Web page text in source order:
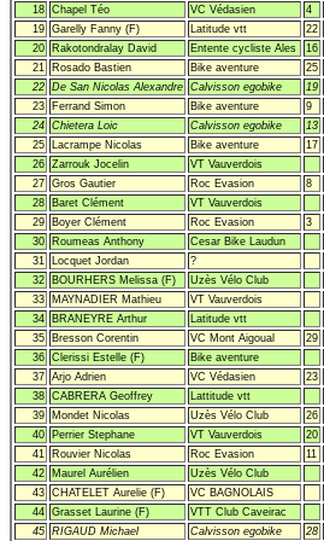
18 Chapel Téo VC Védasien 4
19 Garelly Fanny (F) Latitude vtt 22
20
Rakotondralay David Entente cycliste Ales 16
21
Rosado Bastien Bike aventure 25
22 De San Nicolas Alexandre Calvisson egobike 19
23
Ferrand Simon Bike aventure 9
24 Chietera Loic Calvisson egobike 13
25
Lacrampe Nicolas Bike aventure 17
26 Zarrouk Jocelin VT Vauverdois
27 Gros Gautier Roc Evasion 8
28
Baret Clément VT Vauverdois
29
Boyer Clément Roc Evasion 3
30
Roumeas Anthony
Cesar Bike Laudun
31
Locquet Jordan
?
32
BOURHERS Melissa (F) Uzès Vélo Club
33
MAYNADIER Mathieu VT Vauverdois
34
BRANEYRE Arthur Latitude vtt
35
Bresson Corentin VC Mont Aigoual 29
36 Clerissi Estelle (F)
Bike aventure
37 Arjo Adrien VC Védasien 23
38 CABRERA Geoffrey Lattitude vtt
39
Mondet Nicolas Uzès Vélo Club 26
40
Perrier Stephane VT Vauverdois 20
41
Rouvier Nicolas Roc Evasion 11
42
Maurel Aurélien
Uzès Vélo Club
43 CHATELET Aurelie (F) VC BAGNOLAIS
44 Grasset Laurine (F)
VTT Club Caveirac
45 RIGAUD Michael Calvisson egobike 28